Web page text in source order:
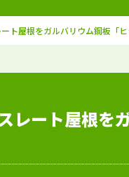
施工例
塗装店
施工例
塗装店
ト屋根をガルバリウム鋼板「
レート屋根を